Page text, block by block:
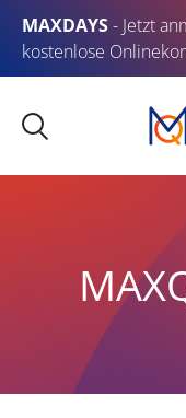
MAXDAYS- Jetzt
kostenlose